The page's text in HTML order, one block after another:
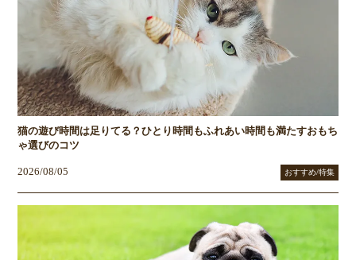
猫の遊び時間は足りてる？ひとり時間もふれあい時間も満たすおもち
ゃ選びのコツ
2026/08/05 おすすめ/特集